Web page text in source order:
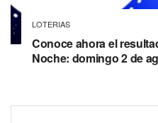
LOTERIAS
Conoce ahora el
Noche: domingo 2 de